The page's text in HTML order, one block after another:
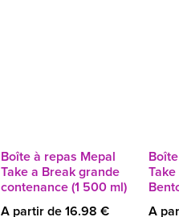
Boîte à repas Mepal
Take a Break grande
contenance (1 500 ml)
A partir de 16.98 €
Take
A